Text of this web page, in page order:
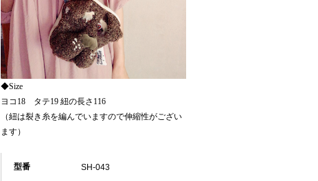
◆Size
ヨコ18 タテ19 紐の長さ116
（紐は裂き糸を編んでいますので伸縮性がござい
ます）
型番 SH-043